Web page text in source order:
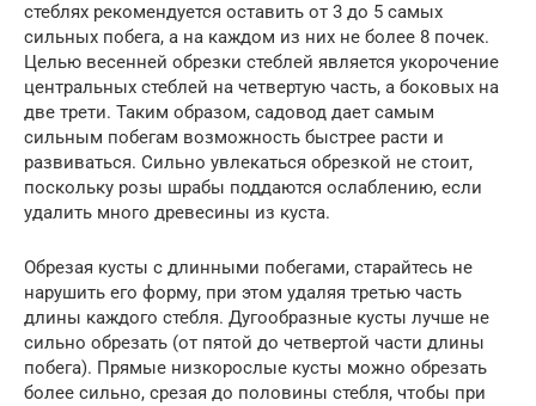
стеблях рекомендуется оставить от 3 до 5 самых
сильных побега, а на каждом из них не более 8 почек.
Целью весенней обрезки стеблей является укорочение
центральных стеблей на четвертую часть, а боковых на
две трети. Таким образом, садовод дает самым
сильным побегам возможность быстрее расти и
развиваться. Сильно увлекаться обрезкой не стоит,
поскольку розы шрабы поддаются ослаблению, если
удалить много древесины из куста.
Обрезая кусты с длинными побегами, старайтесь не
нарушить его форму, при этом удаляя третью часть
длины каждого стебля. Дугообразные кусты лучше не
сильно обрезать (от пятой до четвертой части длины
побега). Прямые низкорослые кусты можно обрезать
более сильно, срезая до половины стебля, чтобы при